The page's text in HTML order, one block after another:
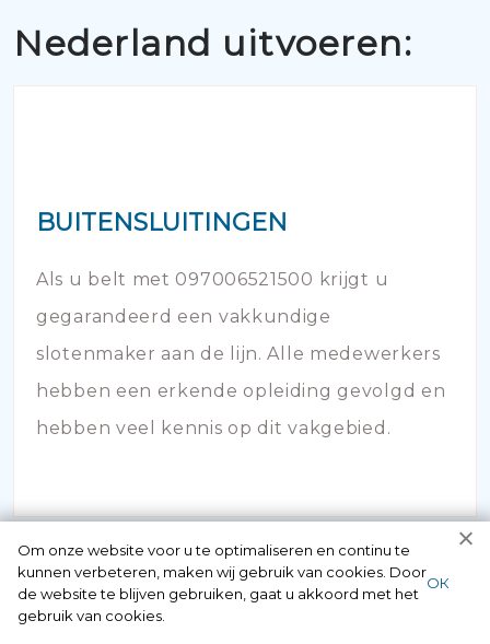
Nederland uitvoeren:
BUITENSLUITINGEN
Als u belt met 097006521500 krijgt u
gegarandeerd een vakkundige
slotenmaker aan de lijn. Alle medewerkers
hebben een erkende opleiding gevolgd en
hebben veel kennis op dit vakgebied.
Om onze website voor u te optimaliseren en continu te
kunnen verbeteren, maken wij gebruik van cookies. Door
de website te blijven gebruiken, gaat u akkoord met het
gebruik van cookies.
ОК